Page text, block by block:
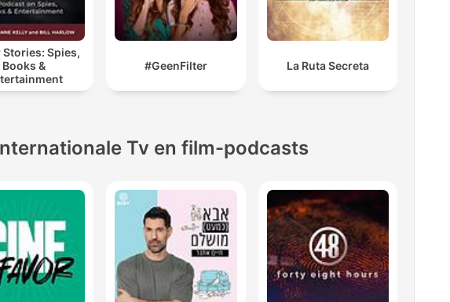
Stories: Spies,
Books &
#GeenFilter La Ruta Secreta
Tv en film-podcasts